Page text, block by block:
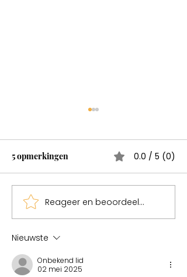
Test
5 opmerkingen 0.0 / 5 (0)
Reageer en beoordeel...
Nieuwste
Onbekend lid
02 mei 2025